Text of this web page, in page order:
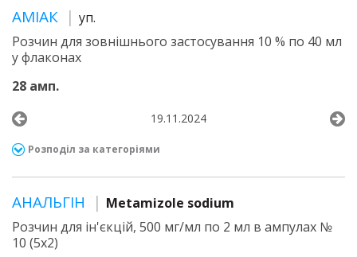
АМІАК
уп.
Розчин для зовнішнього застосування 10 % по 40 мл
у флаконах
28 амп.
19.11.2024
Розподіл за категоріями
АНАЛЬГІН
Metamizole sodium
Розчин для ін'єкцій, 500 мг/мл по 2 мл в ампулах №
10 (5х2)